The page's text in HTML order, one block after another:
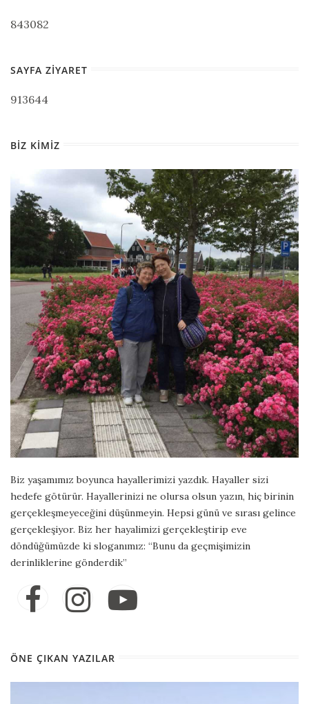
843082
SAYFA ZIYARET
913644
BIZ KIMIZ
Biz yaşamımız boyunca hayallerimizi yazdık. Hayaller sizi
hedefe götürür. Hayallerinizi ne olursa olsun yazın, hiç birinin
gerçekleşmeyeceğini düşünmeyin. Hepsi günü ve sırası gelince
gerçekleşiyor. Biz her hayalimizi gerçekleştirip eve
döndüğümüzde ki sloganımız: “Bunu da geçmişimizin
derinliklerine gönderdik”
ÖNE ÇIKAN YAZILAR